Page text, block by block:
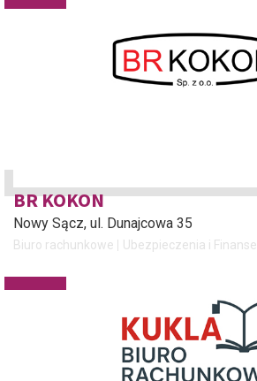
BR KOKON
Nowy Sącz, ul. Dunajcowa 35
Biuro rachunkowe Ubezpieczenia i Finanse